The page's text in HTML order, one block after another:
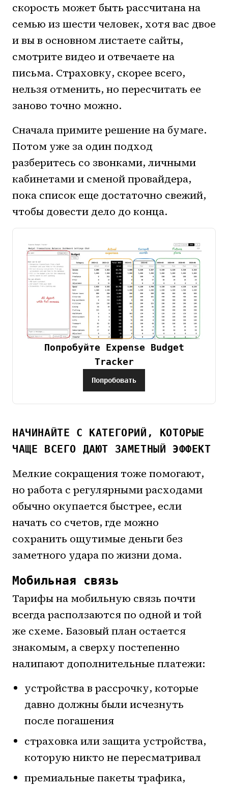
скорость может быть рассчитана на
семью из шести человек, хотя вас двое
и вы в основном листаете сайты,
смотрите видео и отвечаете на
письма. Страховку, скорее всего,
нельзя отменить, но пересчитать ее
заново точно можно.
Сначала примите решение на бумаге.
Потом уже за один подход
разберитесь со звонками, личными
кабинетами и сменой провайдера,
пока список еще достаточно свежий,
чтобы довести дело до конца.
Попробуйте Expense Budget
Tracker
Попробовать
НАЧИНАЙТЕ С КАТЕГОРИЙ, КОТОРЫЕ
ЧАЩЕ ВСЕГО ДАЮТ ЗАМЕТНЫЙ ЭФФЕКТ
Мелкие сокращения тоже помогают,
но работа с регулярными расходами
обычно окупается быстрее, если
начать со счетов, где можно
сохранить ощутимые деньги без
заметного удара по жизни дома.
Мобильная связь
Тарифы на мобильную связь почти
всегда расползаются по одной и той
же схеме. Базовый план остается
знакомым, а сверху постепенно
налипают дополнительные платежи:
устройства в рассрочку, которые
давно должны были исчезнуть
после погашения
страховка или защита устройства,
которую никто не пересматривал
премиальные пакеты трафика,